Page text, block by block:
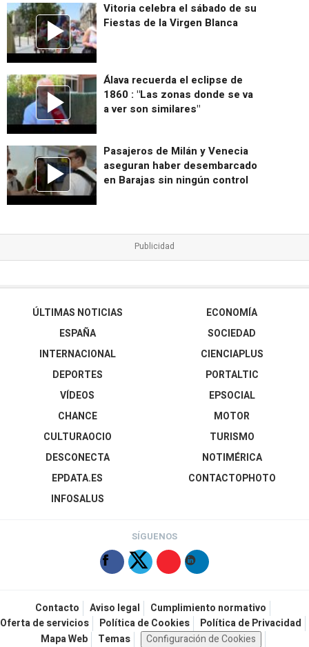
Vitoria celebra el sábado de su
Fiestas de la Virgen Blanca
Álava recuerda el eclipse de
1860 : "Las zonas donde se va
a ver son similares"
Pasajeros de Milán y Venecia
aseguran haber desembarcado
en Barajas sin ningún control
ÚLTIMAS NOTICIAS
ESPAÑA
INTERNACIONAL
DEPORTES
VÍDEOS
ECONOMÍA
SOCIEDAD
CIENCIAPLUS
PORTALTIC
EPSOCIAL
CHANCE
CULTURAOCIO
DESCONECTA
EPDATA.ES
INFOSALUS
MOTOR
TURISMO
NOTIMÉRICA
CONTACTOPHOTO
SÍGUENOS
Contacto Aviso legal
Cumplimiento normativo
Oferta de servicios
Política de Cookies
Política de Privacidad
Mapa Web
Temas Configuración de Cookies